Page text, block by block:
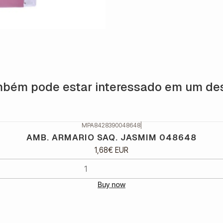
pode estar interessado em um
MPA8428390048648|
AMB. ARMARIO SAQ. JASMIM 048648
1,68€ EUR
Buy now